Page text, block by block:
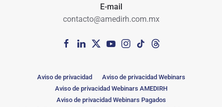
E-mail
contacto@amedirh.com.mx
Aviso de privacidad
Aviso de privacidad Webinars
Aviso de privacidad Webinars AMEDIRH
Aviso de privacidad Webinars Pagados